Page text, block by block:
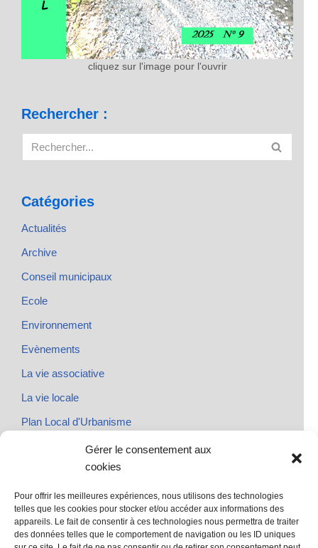
Gérer le consentement aux
cookies
Pour offrir les meilleures expériences, nous utilisons des technologies
telles que les cookies pour stocker et/ou accéder aux informations des
appareils. Le fait de consentir à ces technologies nous permettra de traiter
des données telles que le comportement de navigation ou les ID uniques
cliquez sur l'image pour l'ouvrir
Rechercher :
Catégories
Actualités
Archive
Conseil municipaux
Ecole
Environnement
Evènements
La vie associative
La vie locale
Plan Local d'Urbanisme
@ Sainte Marie des Champs